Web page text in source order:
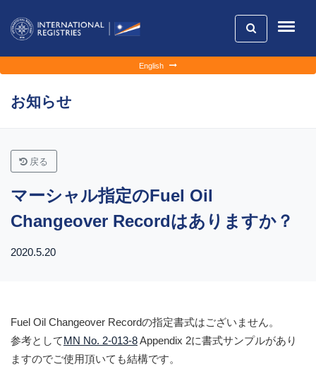
English
お知らせ
戻る
マーシャル指定のFuel Oil
Changeover Recordはありますか？
2020.5.20
Fuel Oil Changeover Recordの指定書式はございません。
参考としてMN No. 2-013-8Appendix 2に書式サンプルがあり
ますのでご使用頂いても結構です。